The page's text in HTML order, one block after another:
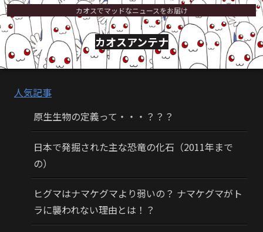
カオスでマッドなニュースをお届け
カオスアンテナ
人気記事
原生生物の定義って・・・？？？
日本で発掘された主な恐竜の化石（2011年まで
の）
ヒグマはナマケグマより弱いの？ ナマケグマがト
ラに襲われない理由とは！？